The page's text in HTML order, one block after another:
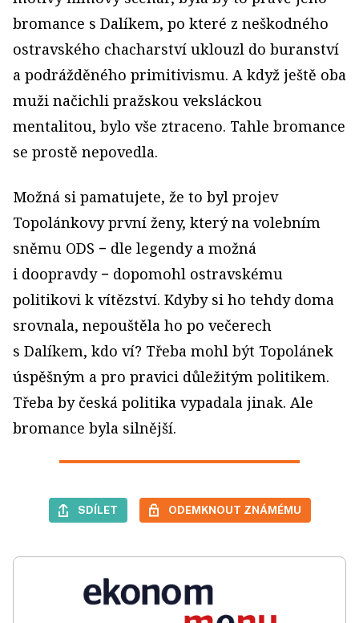
bromance s Dalíkem, po které z neškodného
ostravského chacharství uklouzl do buranství
a podrážděného primitivismu. A když ještě oba
muži načichli pražskou veksláckou
mentalitou, bylo vše ztraceno. Tahle bromance
se prostě nepovedla.
Možná si pamatujete, že to byl projev
Topolánkovy první ženy, který na volebním
sněmu ODS − dle legendy a možná
i doopravdy − dopomohl ostravskému
politikovi k vítězství. Kdyby si ho tehdy doma
srovnala, nepouštěla ho po večerech
s Dalíkem, kdo ví? Třeba mohl být Topolánek
úspěšným a pro pravici důležitým politikem.
Třeba by česká politika vypadala jinak. Ale
bromance byla silnější.
SDÍLET ODEMKNOUT ZNÁMÉMU